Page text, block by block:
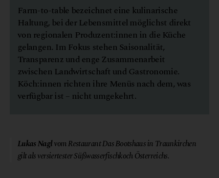
Farm-to-table bezeichnet eine kulinarische
Haltung, bei der Lebensmittel möglichst direkt
von regionalen Produzent:innen in die Küche
gelangen. Im Fokus stehen Saisonalität,
Transparenz und enge Zusammenarbeit
zwischen Landwirtschaft und Gastronomie.
Köch:innen richten ihre Menüs nach dem, was
verfügbar ist – nicht umgekehrt.
Lukas Naglvom Restaurant Das Bootshaus in Traunkirchen
gilt als versiertester Süßwasserfischkoch Österreichs.